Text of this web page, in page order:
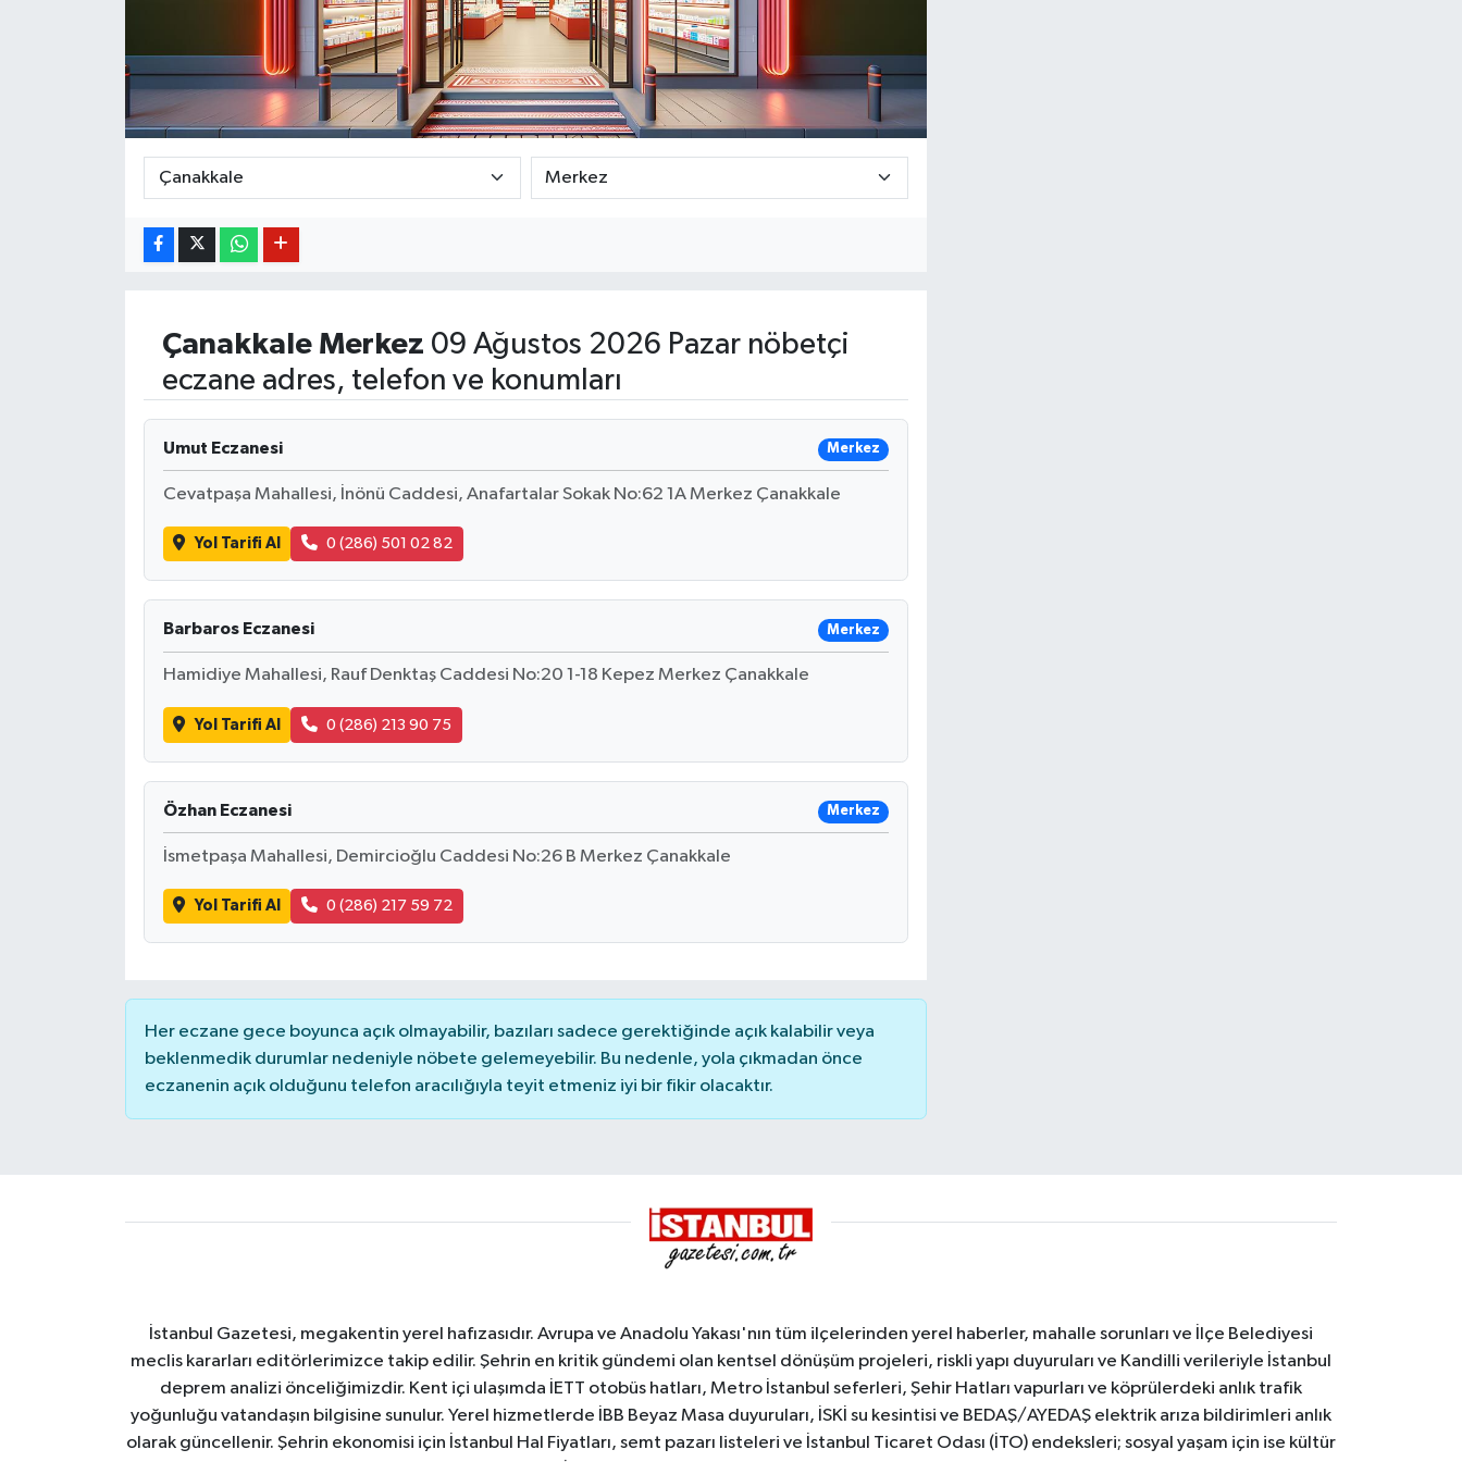
Çanakkale Merkez 09 Ağustos 2026 Pazar nöbetçi
eczane adres, telefon ve konumları
Umut Eczanesi Merkez
Cevatpaşa Mahallesi, İnönü Caddesi, Anafartalar Sokak No:62 1A Merkez Çanakkale
Yol Tarifi Al 0 (286) 501 02 82
Barbaros Eczanesi Merkez
Hamidiye Mahallesi, Rauf Denktaş Caddesi No:20 1-18 Kepez Merkez Çanakkale
Yol Tarifi Al 0 (286) 213 90 75
Özhan Eczanesi Merkez
İsmetpaşa Mahallesi, Demircioğlu Caddesi No:26 B Merkez Çanakkale
Yol Tarifi Al 0 (286) 217 59 72
Her eczane gece boyunca açık olmayabilir, bazıları sadece gerektiğinde açık kalabilir veya
beklenmedik durumlar nedeniyle nöbete gelemeyebilir. Bu nedenle, yola çıkmadan önce
eczanenin açık olduğunu telefon aracılığıyla teyit etmeniz iyi bir fikir olacaktır.
İstanbul Gazetesi, megakentin yerel hafızasıdır. Avrupa ve Anadolu Yakası'nın tüm ilçelerinden yerel haberler, mahalle sorunları ve İlçe Belediyesi
meclis kararları editörlerimizce takip edilir. Şehrin en kritik gündemi olan kentsel dönüşüm projeleri, riskli yapı duyuruları ve Kandilli verileriyle İstanbul
deprem analizi önceliğimizdir. Kent içi ulaşımda İETT otobüs hatları, Metro İstanbul seferleri, Şehir Hatları vapurları ve köprülerdeki anlık trafik
yoğunluğu vatandaşın bilgisine sunulur. Yerel hizmetlerde İBB Beyaz Masa duyuruları, İSKİ su kesintisi ve BEDAŞ/AYEDAŞ elektrik arıza bildirimleri anlık
olarak güncellenir. Şehrin ekonomisi için İstanbul Hal Fiyatları, semt pazarı listeleri ve İstanbul Ticaret Odası (İTO) endeksleri; sosyal yaşam için ise kültür
OTOMOBİL